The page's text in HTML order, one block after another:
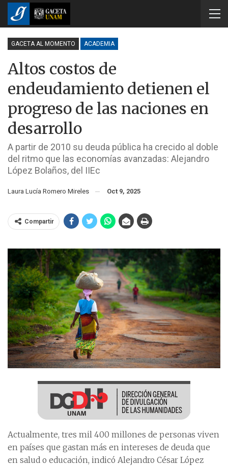
GACETA AL MOMENTO ACADEMIA
Altos costos de
endeudamiento detienen el
progreso de las naciones en
desarrollo
A partir de 2010 su deuda pública ha crecido al doble
del ritmo que las economías avanzadas: Alejandro
López Bolaños, del IIEc
Laura Lucía Romero Mireles Oct 9, 2025
Compartir
Actualmente, tres mil 400 millones de personas viven
en países que gastan más en intereses de deuda que
en salud o educación, indicó Alejandro César López